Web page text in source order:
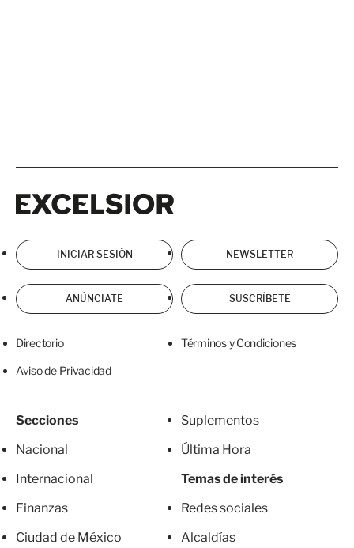
INICIAR SESIÓN NEWSLETTER
ANÚNCIATE SUSCRÍBETE
Directorio Términos y Condiciones
Aviso de Privacidad
Secciones
Nacional
Internacional
Finanzas
Ciudad de México
Suplementos
Última Hora
Temas de interés
Redes sociales
Alcaldías